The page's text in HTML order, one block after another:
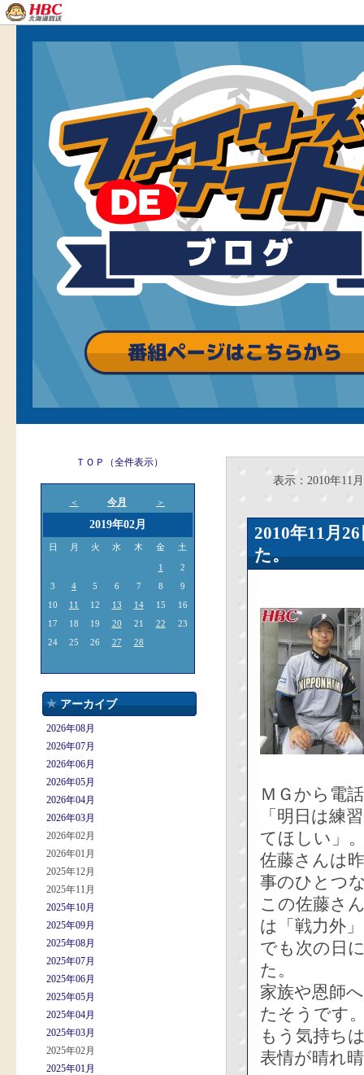
ＴＯＰ（全件表示）
＜ 今月 ＞
2019年02月
日 月 火 水 木 金 土
1
2
3
4 5 6 7 8
9
10
11 12 13 14 15
16
17
18 19 20 21 22
23
24
25 26 27 28
アーカイブ
2026年08月
2026年07月
2026年06月
2026年05月
2026年04月
2026年03月
2026年02月
2026年01月
2025年12月
2025年11月
2025年10月
2025年09月
2025年08月
2025年07月
2025年06月
2025年05月
2025年04月
2025年03月
2025年02月
2025年01月
表示：2010年11月
2010年11
た。
ＭＧから電
「明日は練
てほしい」
佐藤さんは
事のひとつ
この佐藤さ
は「戦力外
でも次の日
た。
家族や恩師
たそうです
もう気持ち
表情が晴れ